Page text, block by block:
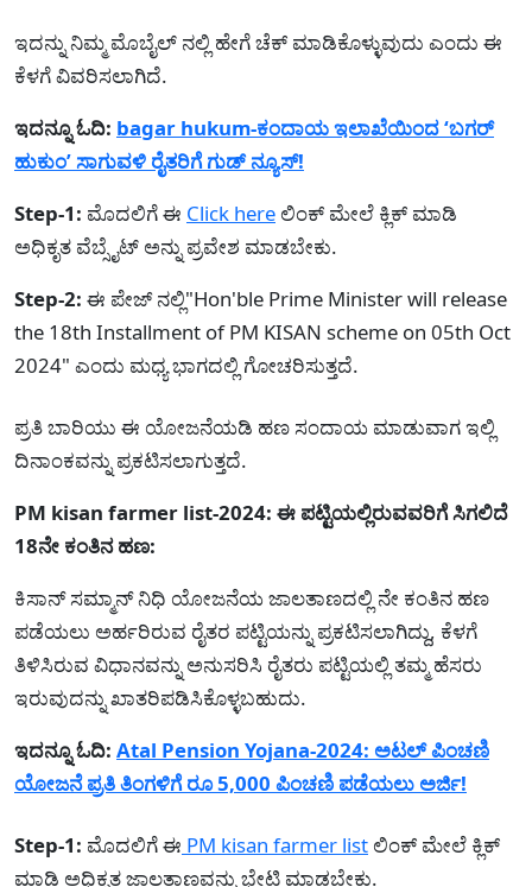
ಇದನ್ನು ನಿಮ್ಮ ಮೊಬೈಲ್ ನಲ್ಲಿ ಹೇಗೆ ಚೆಕ್ ಮಾಡಿಕೊಳ್ಳುವುದು ಎಂದು ಈ
ಕೆಳಗೆ ವಿವರಿಸಲಾಗಿದೆ.
ಇದನ್ನೂ ಓದಿ: bagar hukum-ಕಂದಾಯ ಇಲಾಖೆಯಿಂದ ‘ಬಗರ್
ಹುಕುಂ’ ಸಾಗುವಳಿ ರೈತರಿಗೆ ಗುಡ್ ನ್ಯೂಸ್!
Step-1: ಮೊದಲಿಗೆ ಈ Click here ಲಿಂಕ್ ಮೇಲೆ ಕ್ಲಿಕ್ ಮಾಡಿ
ಅಧಿಕೃತ ವೆಬ್ಸೈಟ್ ಅನ್ನು ಪ್ರವೇಶ ಮಾಡಬೇಕು.
Step-2: ಈ ಪೇಜ್ ನಲ್ಲಿ"Hon'ble Prime Minister will release
the 18th Installment of PM KISAN scheme on 05th Oct
2024" ಎಂದು ಮಧ್ಯ ಭಾಗದಲ್ಲಿ ಗೋಚರಿಸುತ್ತದೆ.
ಪ್ರತಿ ಬಾರಿಯು ಈ ಯೋಜನೆಯಡಿ ಹಣ ಸಂದಾಯ ಮಾಡುವಾಗ ಇಲ್ಲಿ
ದಿನಾಂಕವನ್ನು ಪ್ರಕಟಿಸಲಾಗುತ್ತದೆ.
PM kisan farmer list-2024: ಈ ಪಟ್ಟಿಯಲ್ಲಿರುವವರಿಗೆ ಸಿಗಲಿದೆ
18ನೇ ಕಂತಿನ ಹಣ:
ಕಿಸಾನ್ ಸಮ್ಮಾನ್ ನಿಧಿ ಯೋಜನೆಯ ಜಾಲತಾಣದಲ್ಲಿ ನೇ ಕಂತಿನ ಹಣ
ಪಡೆಯಲು ಅರ್ಹರಿರುವ ರೈತರ ಪಟ್ಟಿಯನ್ನು ಪ್ರಕಟಿಸಲಾಗಿದ್ದು, ಕೆಳಗೆ
ತಿಳಿಸಿರುವ ವಿಧಾನವನ್ನು ಅನುಸರಿಸಿ ರೈತರು ಪಟ್ಟಿಯಲ್ಲಿ ತಮ್ಮ ಹೆಸರು
ಇರುವುದನ್ನು ಖಾತರಿಪಡಿಸಿಕೊಳ್ಳಬಹುದು.
ಇದನ್ನೂ ಓದಿ: Atal Pension Yojana-2024: ಅಟಲ್ ಪಿಂಚಣಿ
ಯೋಜನೆ ಪ್ರತಿ ತಿಂಗಳಿಗೆ ರೂ 5,000 ಪಿಂಚಣಿ ಪಡೆಯಲು ಅರ್ಜಿ!
Step-1: ಮೊದಲಿಗೆ ಈ PM kisan farmer list ಲಿಂಕ್ ಮೇಲೆ ಕ್ಲಿಕ್
ಮಾಡಿ ಅಧಿಕೃತ ಜಾಲತಾಣವನ್ನು ಭೇಟಿ ಮಾಡಬೇಕು.